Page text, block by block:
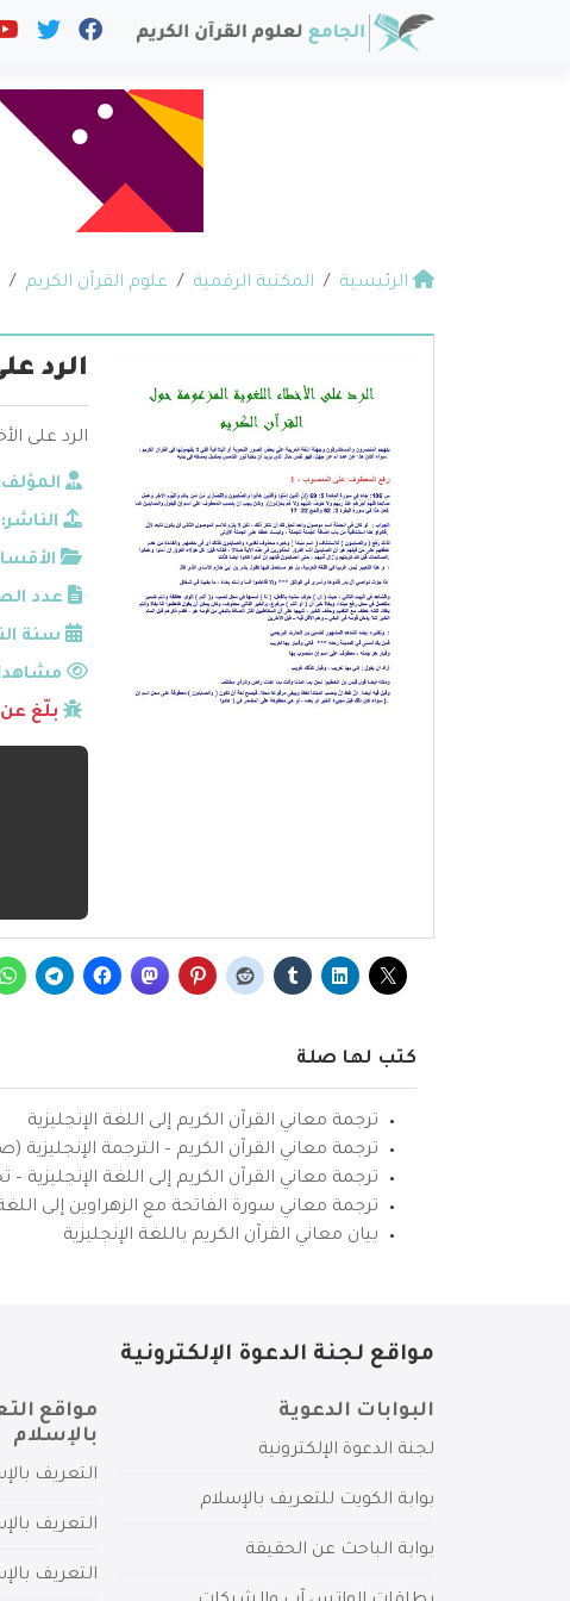
الرئيسية المكتبة الرقمية علوم القرآن الكريم
الرد
الرد على
الناشر:
عدد
سنة
بلّغ
كتب لها صلة
ترجمة معاني القرآن الكريم إلى اللغة الإنجليزية
ترجمة معاني القرآن الكريم – الترجمة الإنجليزية
ترجمة معاني القرآن الكريم إلى اللغة
ترجمة معاني سورة الفاتحة مع الزهراوين إلى اللغة
بيان معاني القرآن الكريم باللغة الإنجليزية
مواقع لجنة الدعوة الإلكترونية
البوابات الدعوية
لجنة الدعوة الإلكترونية
بوابة الكويت للتعريف بالإسلام
بوابة الباحث عن الحقيقة
مواقع
بالإسلام
التعريف
التعريف
التعريف